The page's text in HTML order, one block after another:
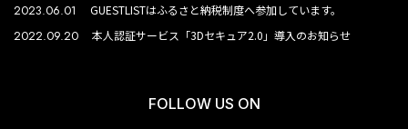
2023.06.01 GUESTLISTはふるさと納税制度へ参加しています。
2022.09.20 本人認証サービス「3Dセキュア2.0」導入のお知らせ
FOLLOW US ON